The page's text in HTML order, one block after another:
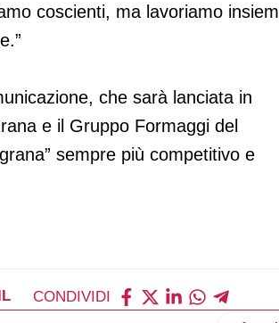
coscienti, ma lavoriamo
che sarà lanciata in
e il Gruppo Formaggi del
sempre più competitivo e
CONDIVIDI